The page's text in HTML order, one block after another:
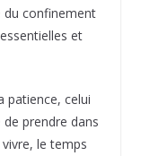
du confinement
et
patience, celui
prendre dans
le temps